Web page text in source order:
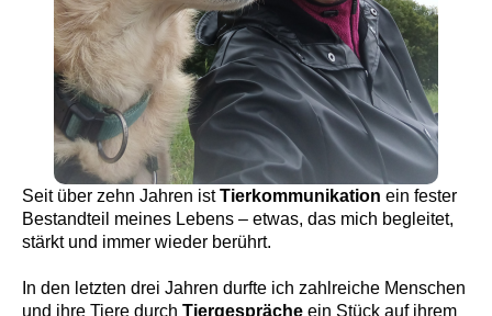
Seit über zehn Jahren istTierkommunikation ein fester
Bestandteil meines Lebens – etwas, das mich begleitet,
stärkt und immer wieder berührt.
In den letzten drei Jahren durfte ich zahlreiche Menschen
und ihre Tiere durch Tiergespräche ein Stück auf ihrem